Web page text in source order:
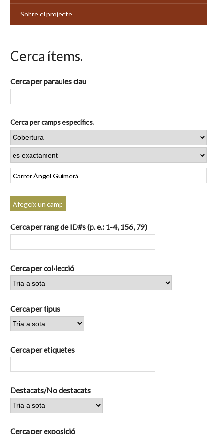
Sobre el projecte
Cerca ítems.
Cerca per paraules clau
Cerca per camps específics.
Afegeix un camp
Cerca per rang de ID#s (p. e.: 1-4, 156, 79)
Cerca per col·lecció
Cerca per tipus
Cerca per etiquetes
Destacats/No destacats
Cerca per exposició